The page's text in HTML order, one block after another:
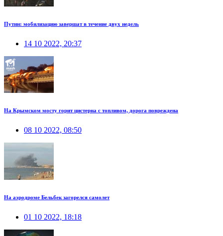
Путин: мобилизацию завершат в течение двух недель
14 10 2022, 20:37
На Крымском мосту горит цистерна с топливом, дорога повреждена
08 10 2022, 08:50
На аэродроме Бельбек загорелся самолет
01 10 2022, 18:18